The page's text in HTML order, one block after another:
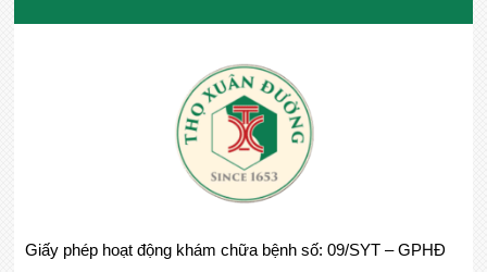
Giấy phép hoạt động khám chữa bệnh số: 09/SYT – GPHĐ